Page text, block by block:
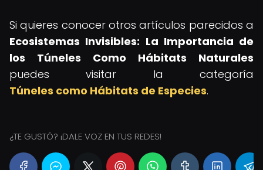
Si quieres conocer otros artículos parecidos a
Ecosistemas Invisibles: La Importancia de
los Túneles Como Hábitats Naturales
puedes visitar la categoría
Túneles como Hábitats de Especies.
¿TE GUSTÓ? ¡DALE VOZ EN TUS REDES!